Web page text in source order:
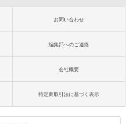
お問い合わせ
編集部へのご連絡
会社概要
特定商取引法に基づく表示